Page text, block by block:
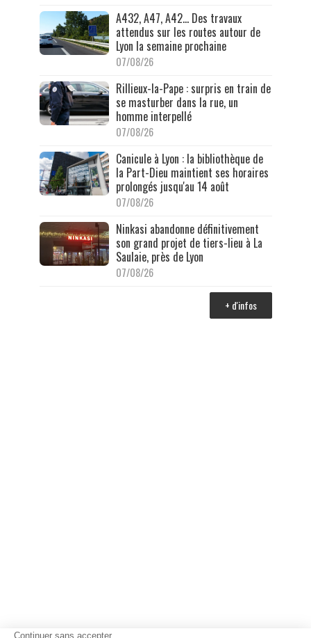
A432, A47, A42… Des travaux
attendus sur les routes autour de
Lyon la semaine prochaine
07/08/26
Rillieux-la-Pape : surpris en train de
se masturber dans la rue, un
homme interpellé
07/08/26
Canicule à Lyon : la bibliothèque de
la Part-Dieu maintient ses horaires
prolongés jusqu'au 14 août
07/08/26
Ninkasi abandonne définitivement
son grand projet de tiers-lieu à La
Saulaie, près de Lyon
07/08/26
+ d'infos